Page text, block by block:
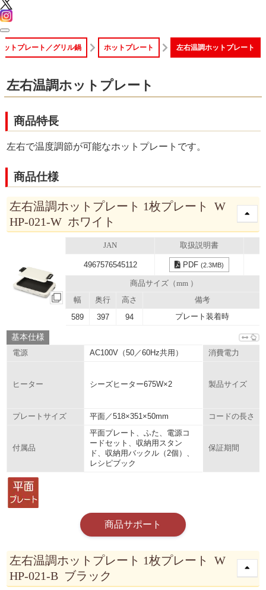
ットプレート／グリル鍋 ホットプレート 左右温調ホットプレート
左右温調ホットプレート
商品特長
左右で温度調節が可能なホットプレートです。
商品仕様
左右温調ホットプレート 1枚プレート W
HP-021-W ホワイト
JAN 取扱説明書
4967576545112 PDF(2.3MB)
商品サイズ（mm ）
幅
奥行 高さ 備考
589 397 94 プレート装着時
基本仕様
電源 AC100V（50／60Hz共用） 消費電力
ヒーター シーズヒーター675W×2 製品サイズ
プレートサイズ 平面／518×351×50mm コードの長さ
付属品
平面プレート、ふた、電源コ
ードセット、収納用スタン
ド、収納用バックル（2個）、
レシピブック
保証期間
商品サポート
左右温調ホットプレート 1枚プレート W
HP-021-B ブラック